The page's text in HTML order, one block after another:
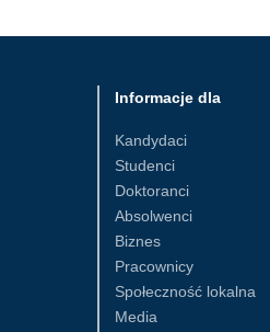
Informacje dla
Kandydaci
Studenci
Doktoranci
Absolwenci
Biznes
Pracownicy
Społeczność lokalna
Media